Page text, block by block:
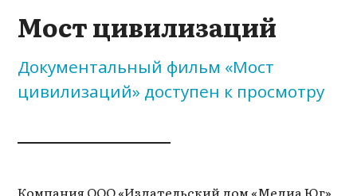
Мост цивилизаций
Документальный фильм «Мост
цивилизаций» доступен к просмотру
Компания ООО «Издательский дом «Медиа Юг»